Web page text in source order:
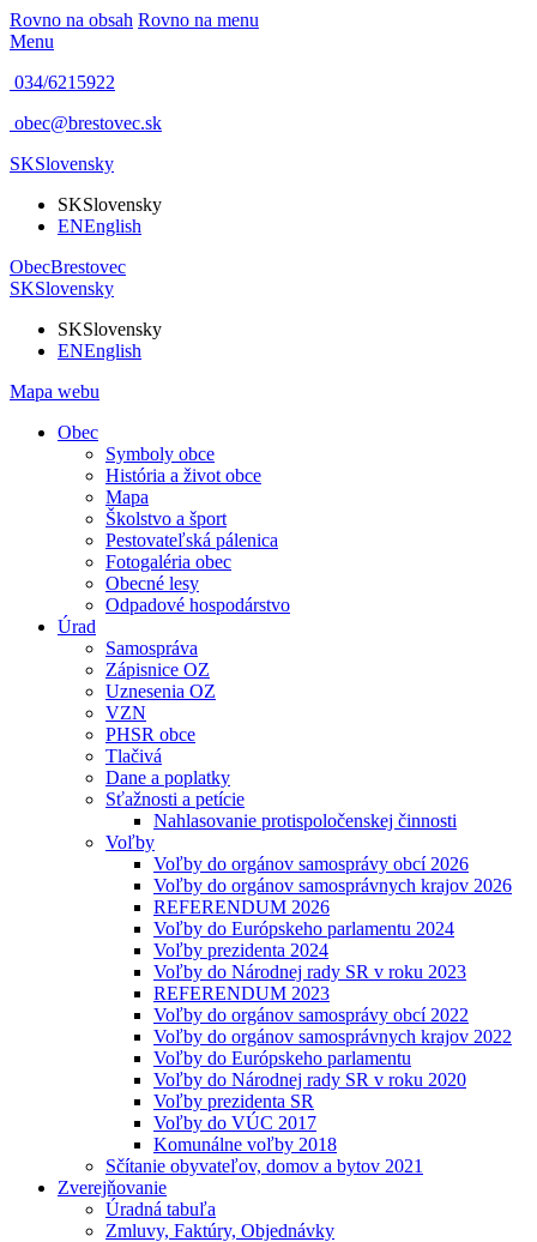
Rovno na obsah Rovno na menu
Menu
034/6215922
obec@brestovec.sk
SKSlovensky
SKSlovensky
ENEnglish
ObecBrestovec
SKSlovensky
SKSlovensky
ENEnglish
Mapa webu
Obec
Symboly obce
História a život obce
Mapa
Školstvo a šport
Pestovateľská pálenica
Fotogaléria obec
Obecné lesy
Odpadové hospodárstvo
Úrad
Samospráva
Zápisnice OZ
Uznesenia OZ
VZN
PHSR obce
Tlačivá
Dane a poplatky
Sťažnosti a petície
Nahlasovanie protispoločenskej činnosti
Voľby
Voľby do orgánov samosprávy obcí 2026
Voľby do orgánov samosprávnych krajov 2026
REFERENDUM 2026
Voľby do Európskeho parlamentu 2024
Voľby prezidenta 2024
Voľby do Národnej rady SR v roku 2023
REFERENDUM 2023
Voľby do orgánov samosprávy obcí 2022
Voľby do orgánov samosprávnych krajov 2022
Voľby do Európskeho parlamentu
Voľby do Národnej rady SR v roku 2020
Voľby prezidenta SR
Voľby do VÚC 2017
Komunálne voľby 2018
Sčítanie obyvateľov, domov a bytov 2021
Zverejňovanie
Úradná tabuľa
Zmluvy, Faktúry, Objednávky